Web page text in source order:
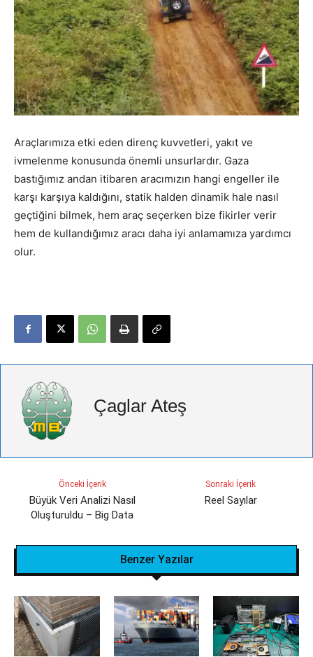
Araçlarımıza etki eden direnç kuvvetleri, yakıt ve
ivmelenme konusunda önemli unsurlardır. Gaza
bastığımız andan itibaren aracımızın hangi engeller ile
karşı karşıya kaldığını, statik halden dinamik hale nasıl
geçtiğini bilmek, hem araç seçerken bize fikirler verir
hem de kullandığımız aracı daha iyi anlamamıza yardımcı
olur.
Çaglar Ateş
Önceki İçerik
Büyük Veri Analizi Nasıl
Oluşturuldu – Big Data
Sonraki İçerik
Reel Sayılar
Benzer Yazılar